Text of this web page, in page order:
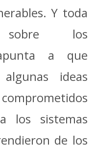
Y toda
los
apunta a que
ideas
los sistemas
de los